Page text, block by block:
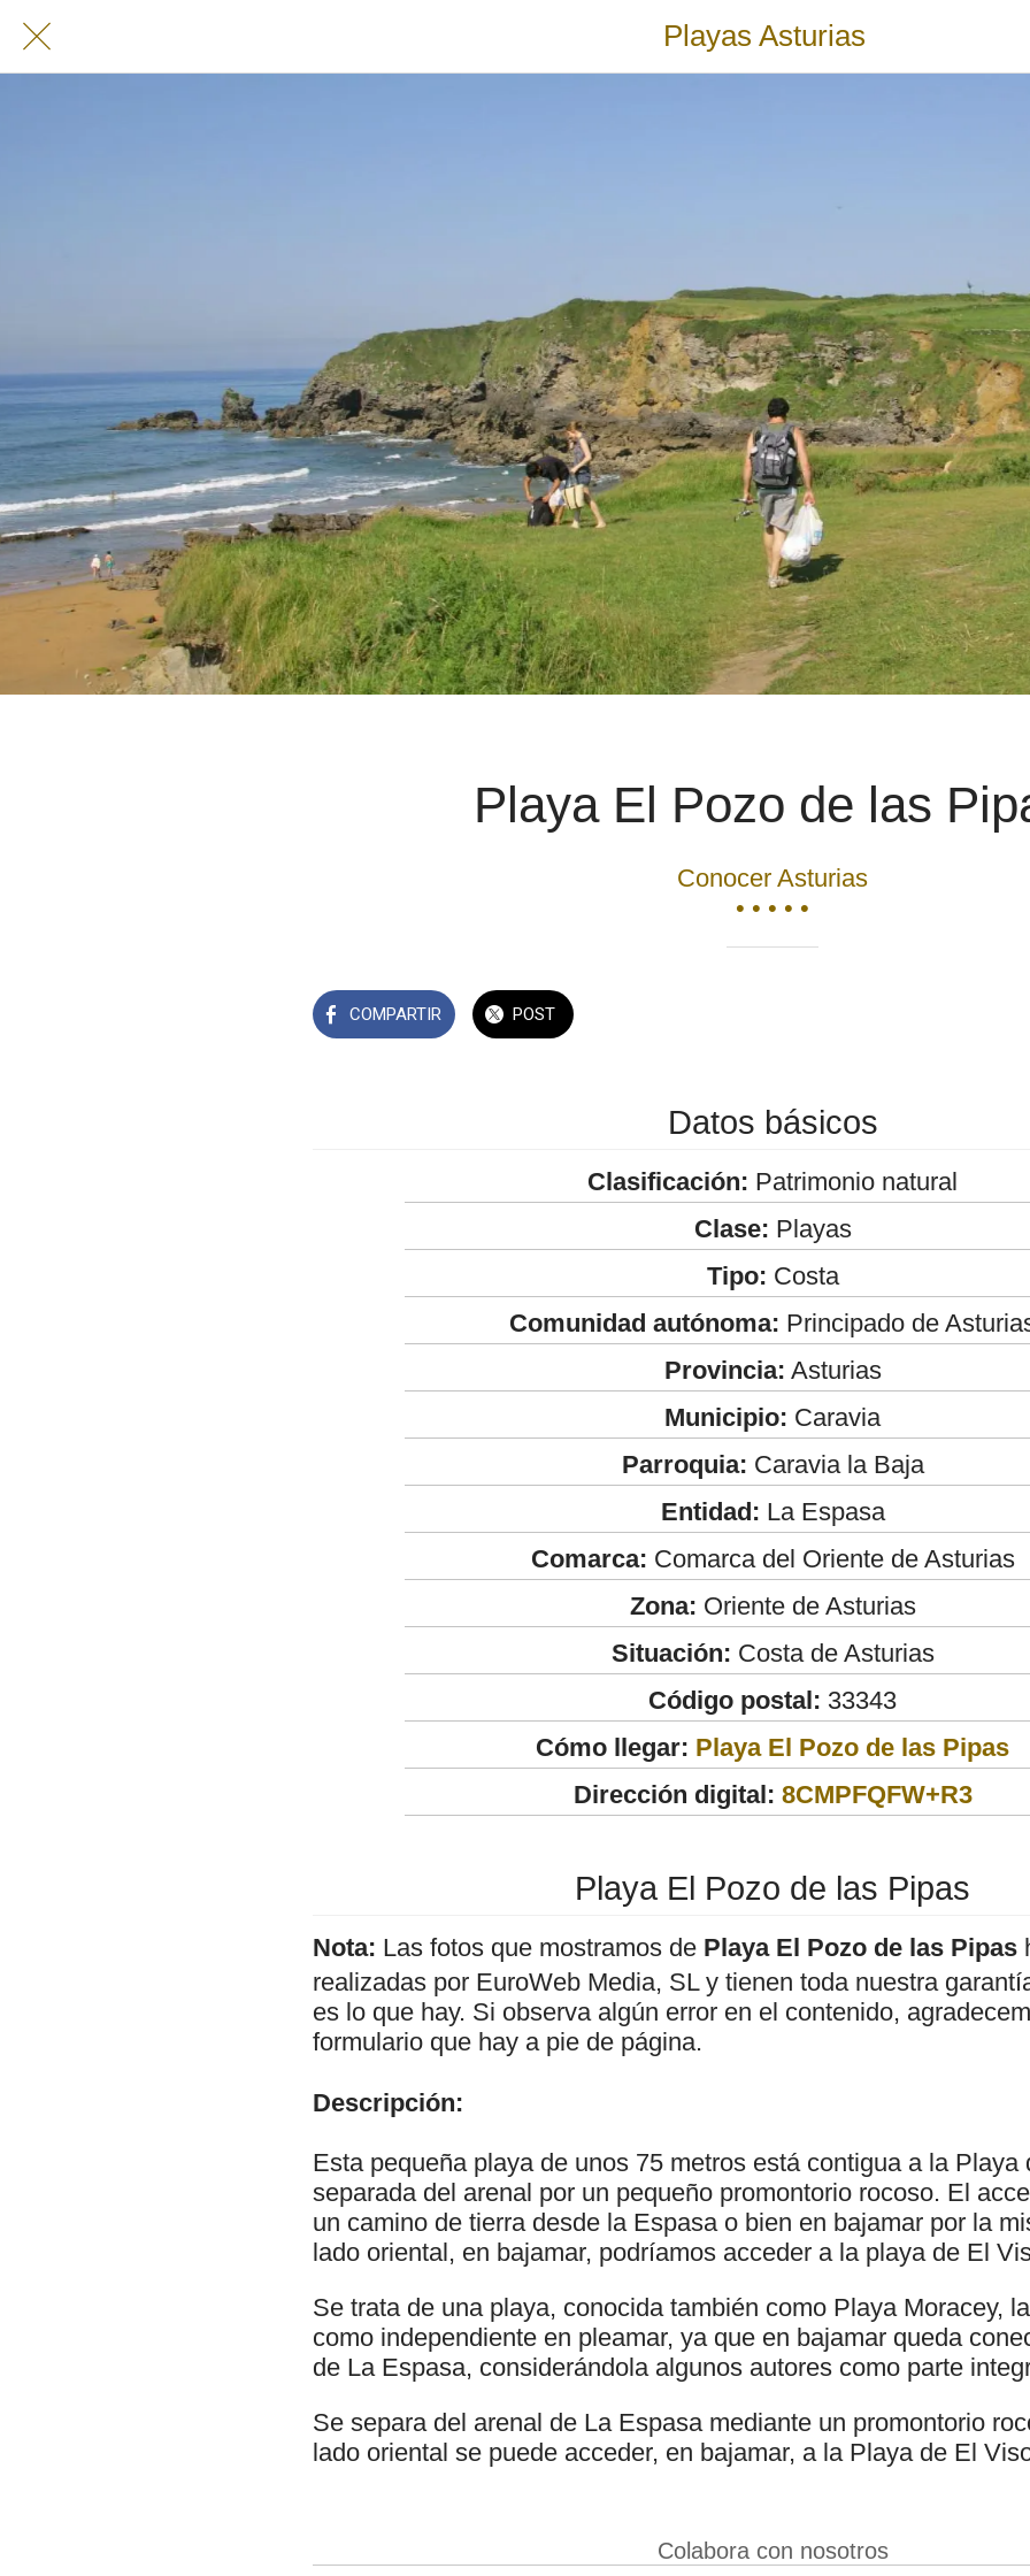
Playas Asturias
Playa El Pozo de las
Conocer Asturias
• • • • •
COMPARTIR POST
Datos básicos
Clasificación: Patrimonio natural
Clase: Playas
Tipo: Costa
Comunidad autónoma: Principado de
Provincia: Asturias
Municipio: Caravia
Parroquia: Caravia la Baja
Entidad: La Espasa
Comarca: Comarca del Oriente de Asturias
Zona: Oriente de Asturias
Situación: Costa de Asturias
Código postal: 33343
Cómo llegar: Playa El Pozo de las Pipas
Dirección digital: 8CMPFQFW+R3
Playa El Pozo de las Pipas
Nota: Las fotos que mostramos de Playa El Pozo de las Pipas
realizadas por EuroWeb Media, SL y tienen toda nuestra
es lo que hay. Si observa algún error en el contenido,
formulario que hay a pie de página.
Descripción:
Esta pequeña playa de unos 75 metros está contigua a la Playa
separada del arenal por un pequeño promontorio rocoso. El
un camino de tierra desde la Espasa o bien en bajamar por la
lado oriental, en bajamar, podríamos acceder a la playa de El
Se trata de una playa, conocida también como Playa Moracey,
como independiente en pleamar, ya que en bajamar queda
de La Espasa, considerándola algunos autores como parte
Se separa del arenal de La Espasa mediante un promontorio
lado oriental se puede acceder, en bajamar, a la Playa de El
Colabora con nosotros